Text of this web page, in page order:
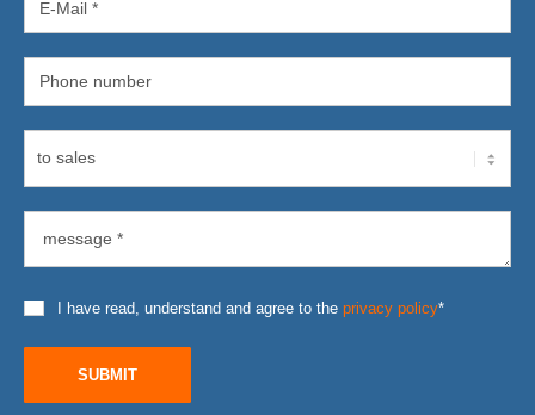
I have read, understand and agree to the privacy policy*
SUBMIT